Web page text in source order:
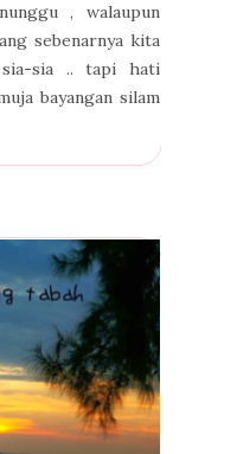
, walaupun
sebenarnya kita
sia-sia .. tapi hati
bayangan silam